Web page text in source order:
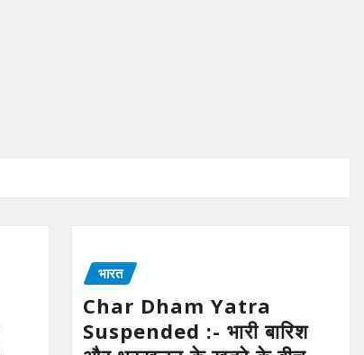
भारत
Char Dham Yatra
Suspended :- भारी बारिश